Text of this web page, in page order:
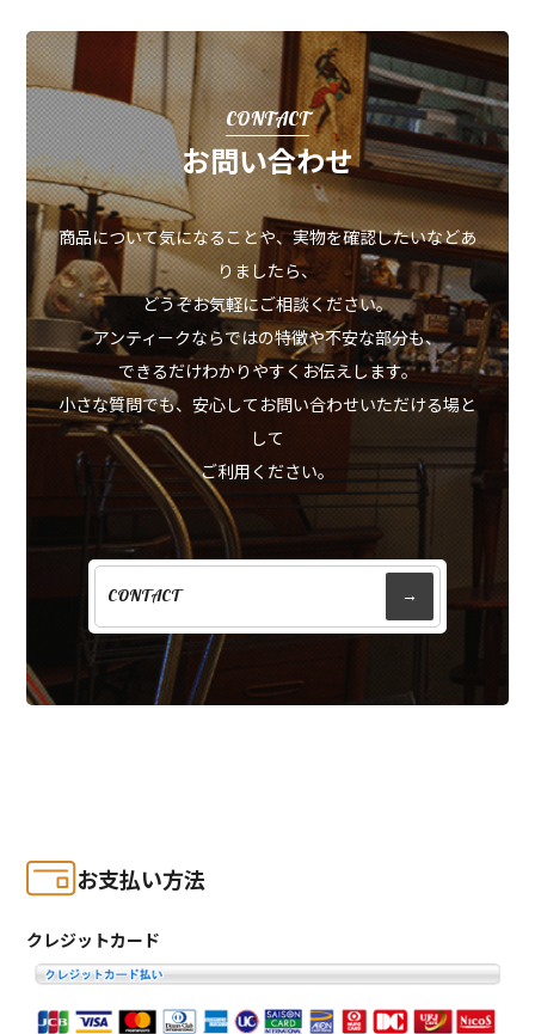
CONTACT
お問い合わせ
商品について気になることや、実物を確認したいなどあ
りましたら、
どうぞお気軽にご相談ください。
アンティークならではの特徴や不安な部分も、
できるだけわかりやすくお伝えします。
小さな質問でも、安心してお問い合わせいただける場と
して
ご利用ください。
CONTACT →
お支払い方法
クレジットカード